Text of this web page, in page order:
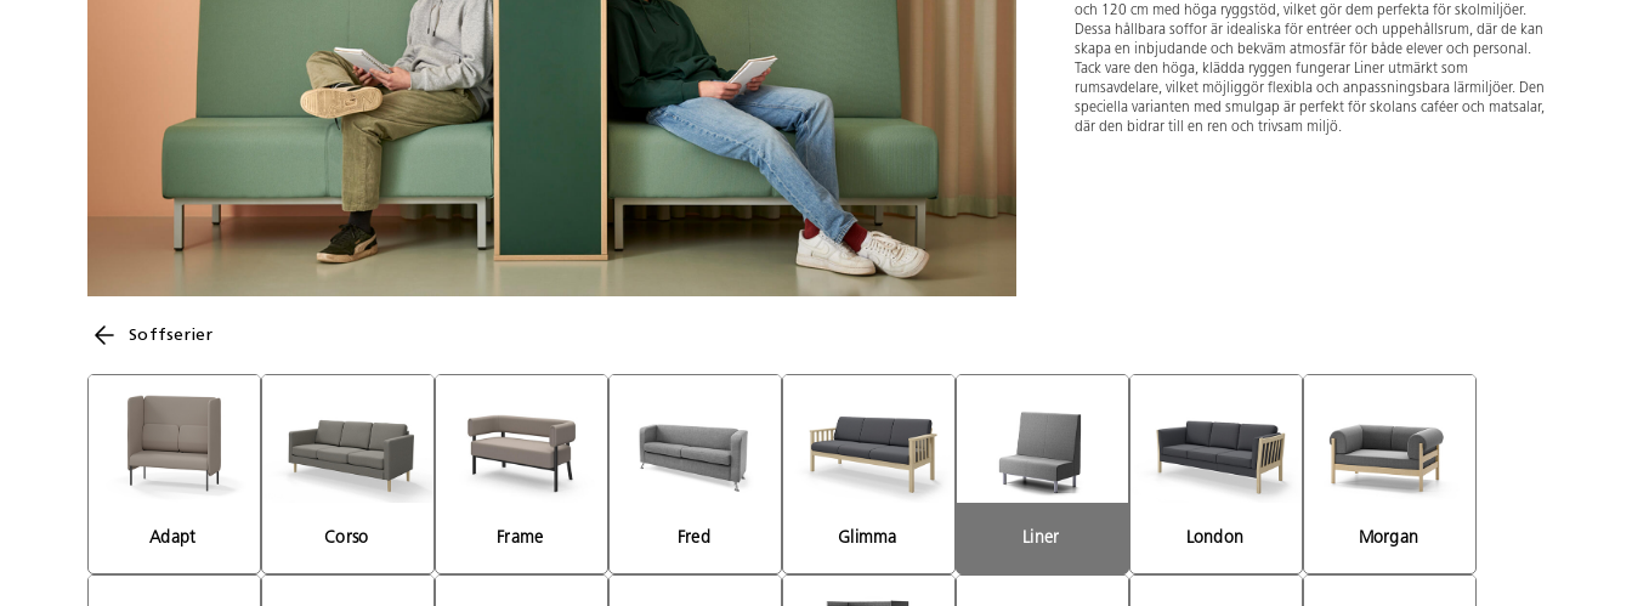
och 120 cm med höga ryggstöd, vilket gör dem perfekta för skolmiljöer.
Dessa hållbara soffor är idealiska för entréer och uppehållsrum, där de kan
skapa en inbjudande och bekväm atmosfär för både elever och personal.
Tack vare den höga, klädda ryggen fungerar Liner utmärkt som
rumsavdelare, vilket möjliggör flexibla och anpassningsbara lärmiljöer. Den
speciella varianten med smulgap är perfekt för skolans caféer och matsalar,
där den bidrar till en ren och trivsam miljö.
Soffserier
Adapt Corso Frame Fred Glimma Liner London Morgan